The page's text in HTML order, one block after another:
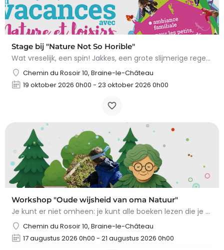
Stage bij "Nature Not So Horible"
Wat vreselijk, een spin! Jakkes, een grote slijmerige regenworm! En slakken, daar wil ik het al helemaal niet…
Chemin du Rosoir 10, Braine-le-Château
19 oktober 2026 0h00 - 23 oktober 2026 0h00
Workshop "Oude wijsheid van oma Natuur"
Je kunt er niet omheen: je kunt alle boeken lezen die je wilt, maar niets overtreft de tips en trucs van Oma…
Chemin du Rosoir 10, Braine-le-Château
17 augustus 2026 0h00 - 21 augustus 2026 0h00